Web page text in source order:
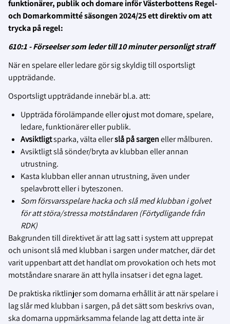
funktionärer, publik och domare inför Västerbottens Regel-
och Domarkommitté säsongen 2024/25 ett direktiv om att
trycka på regel:
610:1 - Förseelser som leder till 10 minuter personligt straff
När en spelare eller ledare gör sig skyldig till osportsligt
uppträdande.
Osportsligt uppträdande innebär bl.a. att:
Uppträda förolämpande eller ojust mot domare, spelare,
ledare, funktionärer eller publik.
Avsiktligtsparka, välta ellerslå på sargeneller målburen.
Avsiktligt slå sönder/bryta av klubban eller annan
utrustning.
Kasta klubban eller annan utrustning, även under
spelavbrott eller i byteszonen.
Som försvarsspelare hacka och slå med klubban i golvet
för att störa/stressa motståndaren (Förtydligande från
RDK)
Bakgrunden till direktivet är att lag satt i system att upprepat
och unisont slå med klubban i sargen under matcher, där det
varit uppenbart att det handlat om provokation och hets mot
motståndare snarare än att hylla insatser i det egna laget.
De praktiska riktlinjer som domarna erhållit är att när spelare i
lag slår med klubban i sargen, på det sätt som beskrivs ovan,
ska domarna uppmärksamma felande lag att detta inte är